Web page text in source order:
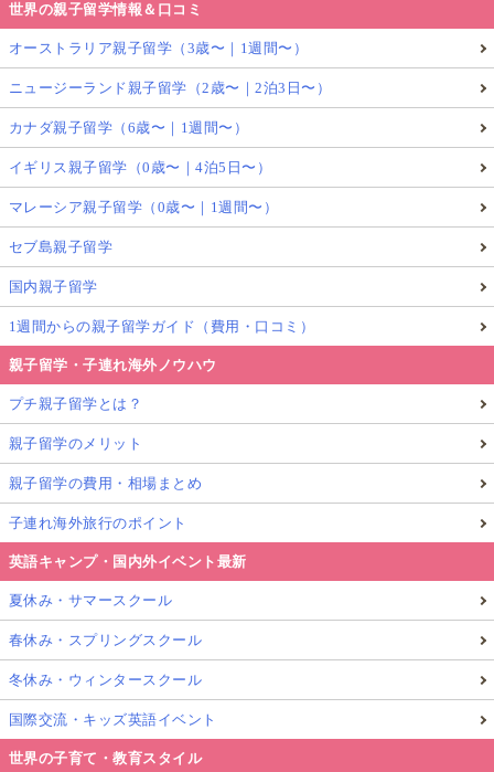
世界の親子留学情報＆口コミ
オーストラリア親子留学（3歳〜｜1週間〜）
ニュージーランド親子留学（2歳〜｜2泊3日〜）
カナダ親子留学（6歳〜｜1週間〜）
イギリス親子留学（0歳〜｜4泊5日〜）
マレーシア親子留学（0歳〜｜1週間〜）
セブ島親子留学
国内親子留学
1週間からの親子留学ガイド（費用・口コミ）
親子留学・子連れ海外ノウハウ
プチ親子留学とは？
親子留学のメリット
親子留学の費用・相場まとめ
子連れ海外旅行のポイント
英語キャンプ・国内外イベント最新
夏休み・サマースクール
春休み・スプリングスクール
冬休み・ウィンタースクール
国際交流・キッズ英語イベント
世界の子育て・教育スタイル